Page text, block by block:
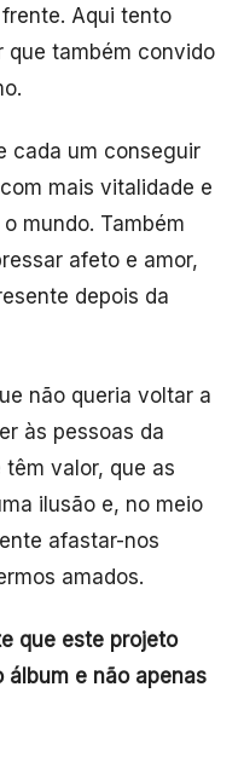
Aqui tento
que também convido
cada um conseguir
mais vitalidade e
mundo. Também
afeto e amor,
depois da
não queria voltar a
às pessoas da
valor, que as
ilusão e, no meio
afastar-nos
amados.
que este projeto
e não apenas